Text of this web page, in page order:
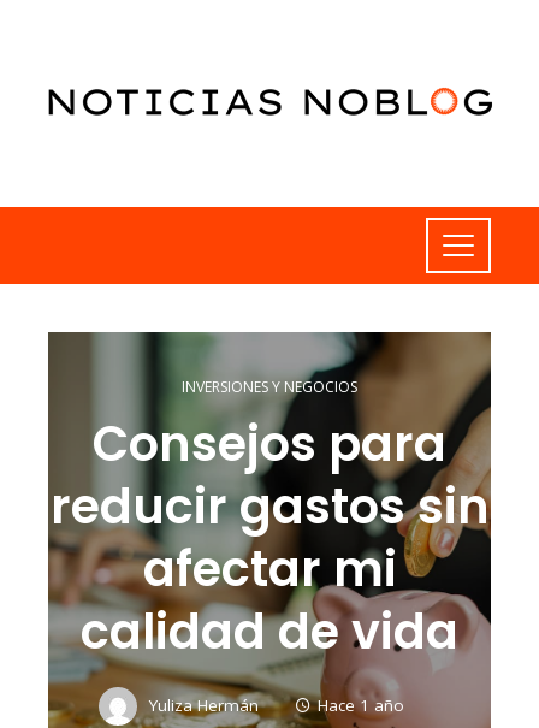
INVERSIONES Y NEGOCIOS
Consejos para
reducir gastos sin
afectar mi
calidad de vida
Yuliza Hermán
Hace 1 año